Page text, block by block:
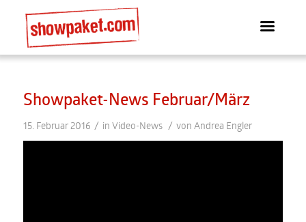
Showpaket-News Februar/März
15. Februar 2016 / in Video-News / von Andrea Engler